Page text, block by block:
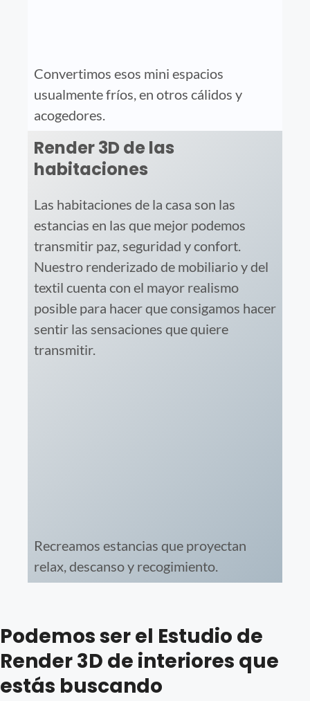
Convertimos esos mini espacios
usualmente fríos, en otros cálidos y
acogedores.
Render 3D de las
habitaciones
Las habitaciones de la casa son las
estancias en las que mejor podemos
transmitir paz, seguridad y confort.
Nuestro renderizado de mobiliario y del
textil cuenta con el mayor realismo
posible para hacer que consigamos hacer
sentir las sensaciones que quiere
transmitir.
Recreamos estancias que proyectan
relax, descanso y recogimiento.
Podemos ser el Estudio de
Render 3D de interiores que
estás buscando